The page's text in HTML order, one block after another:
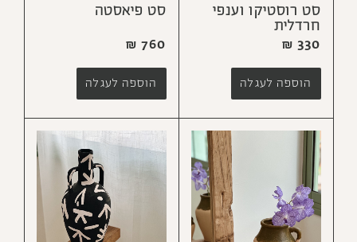
סט רוסטיקו וענפי
חרדלית
₪ 330
הוספה לעגלה
סט פיאסטה
₪ 760
הוספה לעגלה